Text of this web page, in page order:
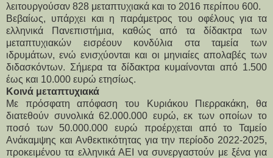
λειτουργούσαν 828 μεταπτυχιακά και το 2016 περίπου 600.
Βεβαίως, υπάρχει και η παράμετρος του οφέλους για τα
ελληνικά Πανεπιστήμια, καθώς από τα δίδακτρα των
μεταπτυχιακών εισρέουν κονδύλια στα ταμεία των
ιδρυμάτων, ενώ ενισχύονται και οι μηνιαίες απολαβές των
διδασκόντων. Σήμερα τα δίδακτρα κυμαίνονται από 1.500
έως και 10.000 ευρώ ετησίως.
Kοινά μεταπτυχιακά
Με πρόσφατη απόφαση του Κυριάκου Πιερρακάκη, θα
διατεθούν συνολικά 62.000.000 ευρώ, εκ των οποίων το
ποσό των 50.000.000 ευρώ προέρχεται από το Ταμείο
Ανάκαμψης και Ανθεκτικότητας για την περίοδο 2022-2025,
προκειμένου τα ελληνικά ΑΕΙ να συνεργαστούν με ξένα για